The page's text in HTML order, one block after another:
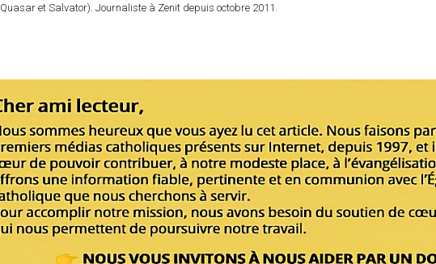
Quasar et Salvator). Journaliste à Zenit depuis octobre 2011.